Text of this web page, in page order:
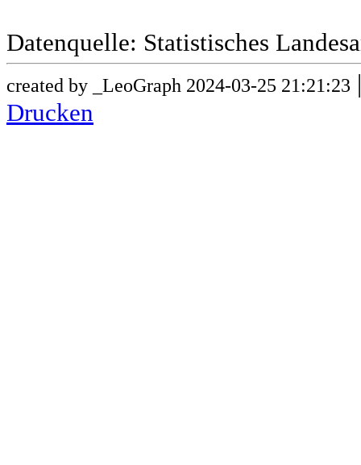
Datenquelle: Statistisches
created by _LeoGraph 2024-03-25 21:21:23
Drucken